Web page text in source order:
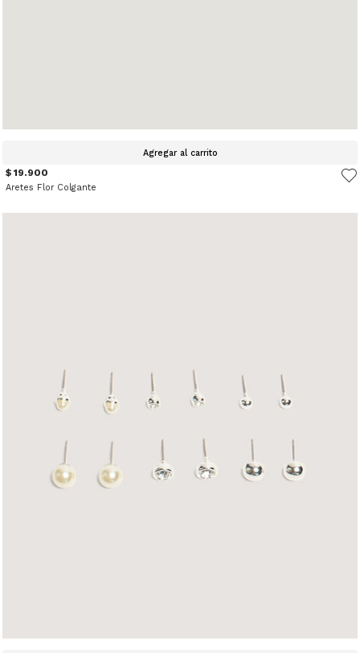
Agregar al carrito
$ 19.900
Aretes Flor Colgante